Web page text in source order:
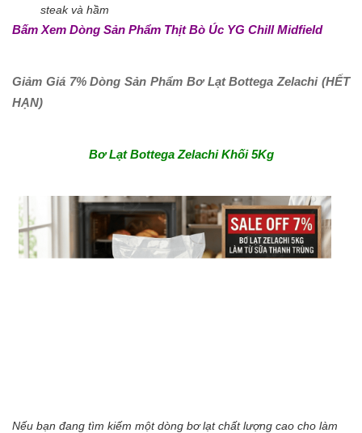
steak và hầm
Bấm Xem Dòng Sản Phẩm Thịt Bò Úc YG Chill Midfield
Giảm Giá 7% Dòng Sản Phẩm Bơ Lạt Bottega Zelachi (HẾT
HẠN)
Bơ Lạt Bottega Zelachi Khối 5Kg
Nếu bạn đang tìm kiếm một dòng bơ lạt chất lượng cao cho làm